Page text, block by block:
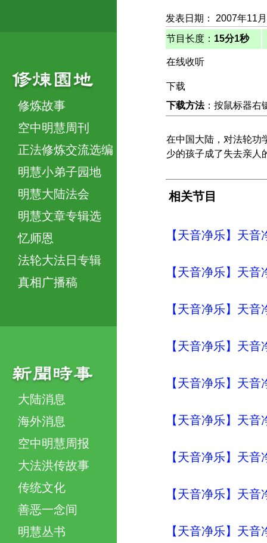
修炼故事
空中明慧周刊
正法修炼交流选编
明慧小弟子园地
明慧大陆法会
明慧文章专辑选
忆师恩
法轮大法日专辑
真相广播稿
大陆消息
海外消息
空中明慧周报
大法洪传故事
传统文化
善恶一念间
明慧丛书
发表日期： 2007年11
节目长度： 15分1秒
在线收听
下载
下载方法：按鼠标器右
在中国大陆，对法轮功
少的孩子成了失去亲人
相关节目
【天音净乐】天
【天音净乐】天
【天音净乐】天
【天音净乐】天
【天音净乐】天
【天音净乐】天
【天音净乐】天
【天音净乐】天
【天音净乐】天